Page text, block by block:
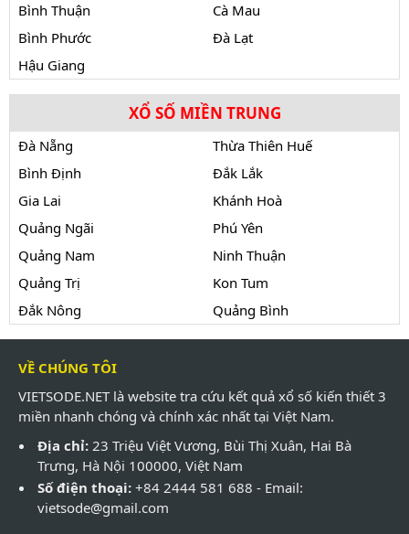
Bình Thuận
Cà Mau
Bình Phước
Đà Lạt
Hậu Giang
XỔ SỐ MIỀN TRUNG
Đà Nẵng
Thừa Thiên Huế
Bình Định
Đắk Lắk
Gia Lai
Khánh Hoà
Quảng Ngãi
Phú Yên
Quảng Nam
Ninh Thuận
Quảng Trị
Kon Tum
Đắk Nông
Quảng Bình
VỀ CHÚNG TÔI
VIETSODE.NET là website tra cứu kết quả xổ số kiến thiết 3
miền nhanh chóng và chính xác nhất tại Việt Nam.
Địa chỉ: 23 Triệu Việt Vương, Bùi Thị Xuân, Hai Bà
Trưng, Hà Nội 100000, Việt Nam
Số điện thoại: +84 2444 581 688 - Email:
vietsode@gmail.com